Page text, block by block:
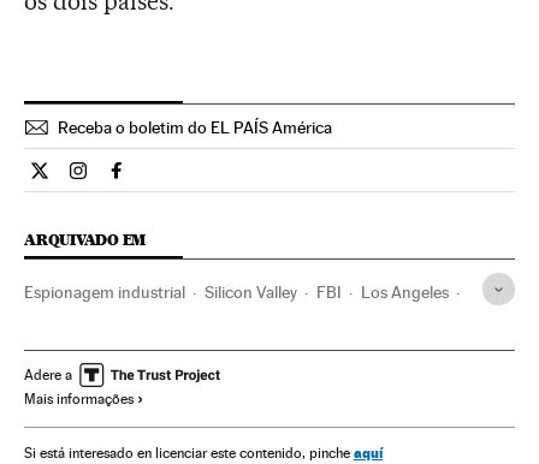
Receba o boletim do EL PAÍS América
Internacional El País Brasil en Twitter
Internacional El País Brasil en Instagram
Internacional El País Brasil en Facebook
ARQUIVADO EM
Espionagem industrial Silicon Valley FBI Los Angeles
Polícia América do Norte
Força segurança
Telecomunicações Justiça Comunicações
Adere a
Mais informações
Si está interesado en licenciar este contenido, pinche aquí